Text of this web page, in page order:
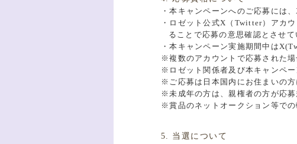
・本キャンペーンへのご応募には
・ロゼット公式X（Twitter）アカ
ることで応募の意思確認とさせて
・本キャンペーン実施期間中は
※複数のアカウントで応募された
※ロゼット関係者及び本キャンペー
※ご応募は日本国内にお住まいの方
※未成年の方は、親権者の方が応
※賞品のネットオークション等での
5. 当選について